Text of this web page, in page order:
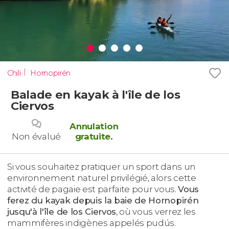
Chili Hornopirén
Balade en kayak à l'île de los
Ciervos
Non évalué
Annulation
gratuite.
Si vous souhaitez pratiquer un sport dans un
environnement naturel privilégié, alors cette
activité de pagaie est parfaite pour vous.Vous
ferez du kayak depuis la baie de Hornopirén
jusqu'à l'île de los Ciervos, où vous verrez les
mammifères indigènes appelés pudús.